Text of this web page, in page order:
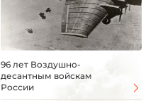
96 лет Воздушно-
десантным войскам
России